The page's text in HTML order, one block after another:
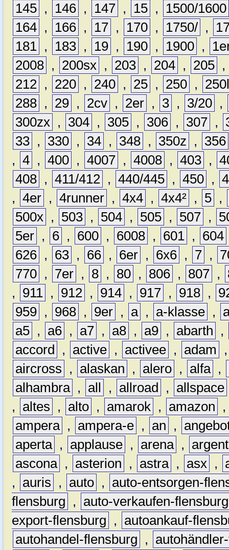
145 , 146 , 147 , 15 ,
1500/1600
164 , 166 , 17 , 170 , 1750/ ,
181 , 183 , 19 , 190 , 1900 ,
2008 , 200sx , 203 , 204 , 205 ,
212 , 220 , 240 , 25 , 250 ,
288 , 29 , 2cv , 2er , 3 , 3/20 ,
300zx , 304 , 305 , 306 , 307 ,
33 , 330 , 34 , 348 , 350z ,
356
, 4 , 400 , 4007 , 4008 , 403 ,
408 , 411/412 , 440/445 , 450 ,
, 4er , 4runner , 4x4 , 4x4² , 5 ,
500x , 503 , 504 , 505 , 507 ,
5er , 6 , 600 , 6008 , 601 , 604
626 , 63 , 66 , 6er , 6x6 , 7 ,
770 , 7er , 8 , 80 , 806 , 807 ,
,
911 , 912 , 914 , 917 , 918 ,
959 , 968 , 9er , a , a-klasse ,
a5 , a6 , a7 , a8 , a9 , abarth
,
accord
, active , activee , adam
aircross
, alaskan , alero , alfa ,
alhambra , all , allroad , allspace
,
altes , alto , amarok , amazon
ampera , ampera-e , an ,
aperta , applause , arena ,
ascona , asterion , astra , asx ,
,
auris , auto ,
auto-entsorgen-
flensburg
,
auto-verkaufen-flensburg
export-flensburg
,
autoankauf-
autohandel-flensburg
,